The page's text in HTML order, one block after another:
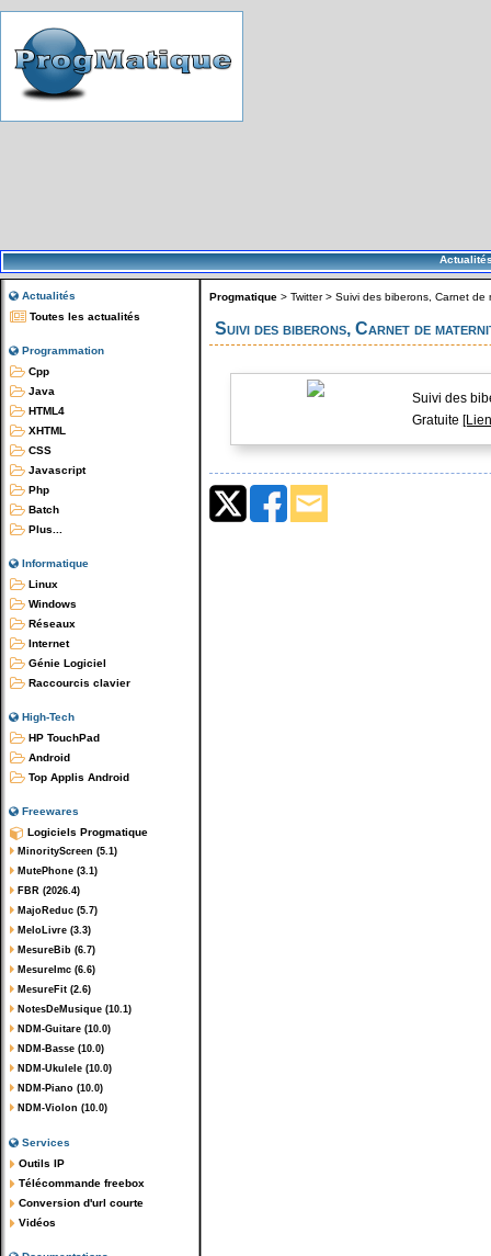
Actualités
Toutes les actualités
Programmation
Cpp
Java
HTML4
XHTML
CSS
Javascript
Php
Batch
Plus...
Informatique
Linux
Windows
Réseaux
Internet
Génie Logiciel
Raccourcis clavier
High-Tech
HP TouchPad
Android
Top Applis Android
Freewares
Logiciels Progmatique
MinorityScreen (5.1)
MutePhone (3.1)
FBR (2026.4)
MajoReduc (5.7)
MeloLivre (3.3)
MesureBib (6.7)
MesureImc (6.6)
MesureFit (2.6)
NotesDeMusique (10.1)
NDM-Guitare (10.0)
NDM-Basse (10.0)
NDM-Ukulele (10.0)
NDM-Piano (10.0)
NDM-Violon (10.0)
Services
Outils IP
Télécommande freebox
Conversion d'url courte
Vidéos
Progmatique > Twitter> Suivi des biberons, Carnet de
Suivi des biberons, Carnet de
Suivi des
Gratuite